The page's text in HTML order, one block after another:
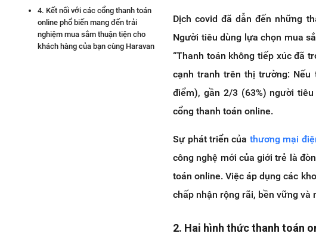
4. Kết nối với các cổng thanh toán
online phổ biến mang đến trải
nghiệm mua sắm thuận tiện cho
khách hàng của bạn cùng Haravan
Dịch covid đã dẫn đến những
Người tiêu dùng lựa chọn mua
“Thanh toán không tiếp xúc đã
cạnh tranh trên thị trường:
điểm), gần 2/3 (63%) người
cổng thanh toán online.
Sự phát triển của thương mại
công nghệ mới của giới trẻ là
toán online. Việc áp dụng các
chấp nhận rộng rãi, bền vững và
2. Hai hình thức thanh toán